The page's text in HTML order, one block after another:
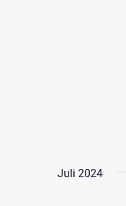
Juli 2024